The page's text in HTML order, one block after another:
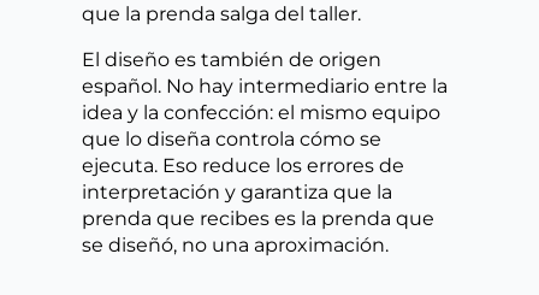
que la prenda salga del taller.
El diseño es también de origen
español. No hay intermediario entre la
idea y la confección: el mismo equipo
que lo diseña controla cómo se
ejecuta. Eso reduce los errores de
interpretación y garantiza que la
prenda que recibes es la prenda que
se diseñó, no una aproximación.